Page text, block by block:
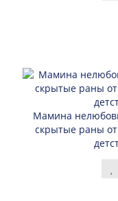
Мамина
скрытые раны от